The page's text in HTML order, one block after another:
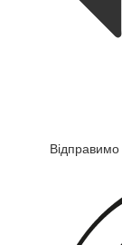
Відправимо